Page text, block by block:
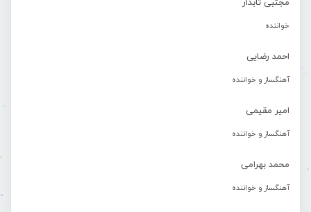
مجتبی تابدار
خواننده
احمد رضایی
آهنگساز و خواننده
امیر مقیمی
آهنگساز و خواننده
محمد بهرامی
آهنگساز و خواننده